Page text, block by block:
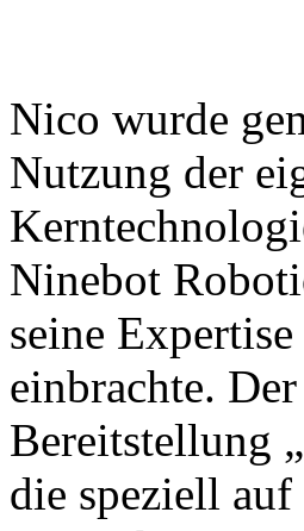
Nico wurde
Nutzung der
Ninebot
seine
einbrachte.
Bereitstellung
die speziell